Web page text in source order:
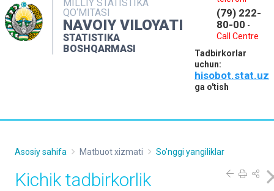
MILLIY STATISTIKA
QO‘MITASI
NAVOIY VILOYATI
STATISTIKA
BOSHQARMASI
(79) 222-
80-00 -
Call Centre
Tadbirkorlar
uchun:
hisobot.stat.uz
ga o'tish
INTERAKTIV XIZMATLAR
MUROJAATLAR
Asosiy sahifa Matbuot xizmati So'nggi yangiliklar
Kichik tadbirkorlik